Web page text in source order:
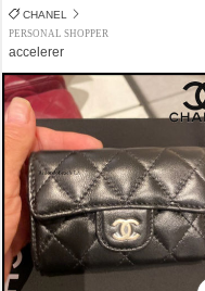
CHANEL
PERSONAL SHOPPER
accelerer